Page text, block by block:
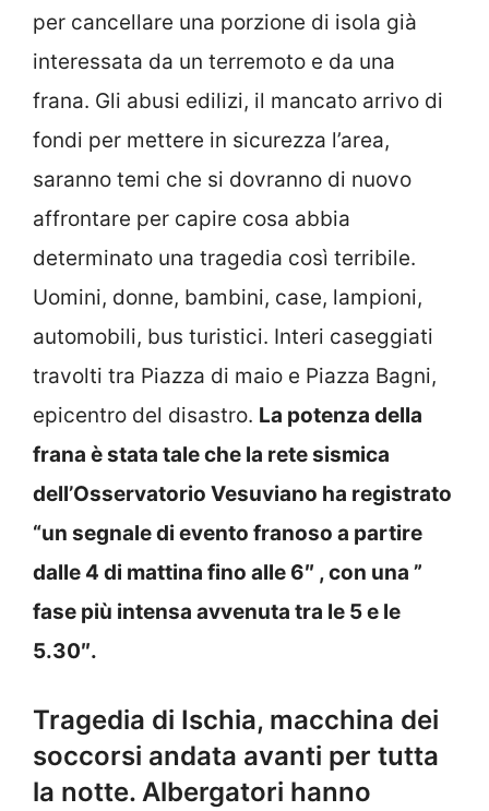
per cancellare una porzione di isola già
interessata da un terremoto e da una
frana. Gli abusi edilizi, il mancato arrivo di
fondi per mettere in sicurezza l’area,
saranno temi che si dovranno di nuovo
affrontare per capire cosa abbia
determinato una tragedia così terribile.
Uomini, donne, bambini, case, lampioni,
automobili, bus turistici. Interi caseggiati
travolti tra Piazza di maio e Piazza Bagni,
epicentro del disastro. La potenza della
frana è stata tale che la rete sismica
dell’Osservatorio Vesuviano ha registrato
“un segnale di evento franoso a partire
dalle 4 di mattina fino alle 6″ , con una ”
fase più intensa avvenuta tra le 5 e le
5.30″.
Tragedia di Ischia, macchina dei
soccorsi andata avanti per tutta
la notte. Albergatori hanno